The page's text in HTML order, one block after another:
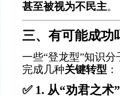
甚至被视为不民主。
三、有可能成功
一些“登龙型”知识
完成几种关键转型 ：
✅ 1. 从“劝君之术